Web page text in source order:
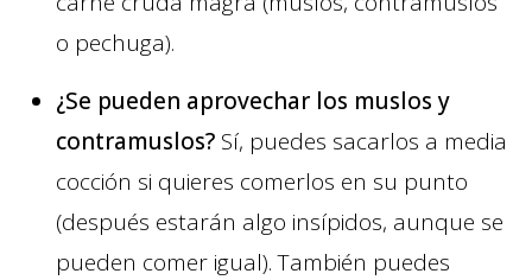
o pechuga).
¿Se pueden aprovechar los muslos y
contramuslos? Sí, puedes sacarlos a media
cocción si quieres comerlos en su punto
(después estarán algo insípidos, aunque se
pueden comer igual). También puedes